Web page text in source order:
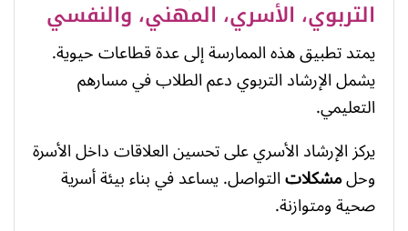
التربوي، الأسري، المهني، والنفسي
يمتد تطبيق هذه الممارسة إلى عدة قطاعات حيوية.
يشمل الإرشاد التربوي دعم الطلاب في مسارهم
التعليمي.
يركز الإرشاد الأسري على تحسين العلاقات داخل الأسرة
وحلمشكلاتالتواصل. يساعد في بناء بيئة أسرية
صحية ومتوازنة.